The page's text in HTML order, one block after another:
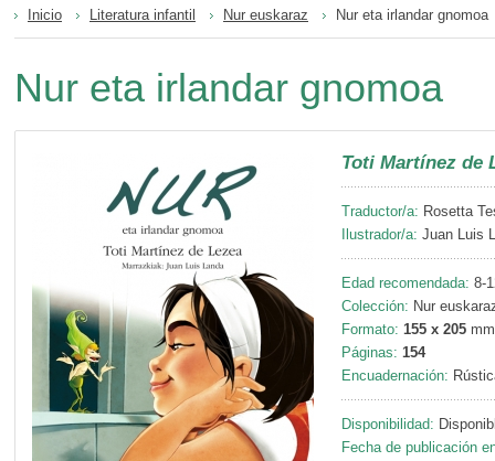
Inicio Literatura infantil Nur euskaraz Nur eta irlandar gnomoa
Nur eta irlandar gnomoa
Toti Martínez de
Traductor/a: Rosetta
Ilustrador/a: Juan Luis
Edad recomendada: 8-
Colección: Nur
Formato: 155 x 205 mm
Páginas: 154
Encuadernación:
Disponibilidad:
Fecha de publicación